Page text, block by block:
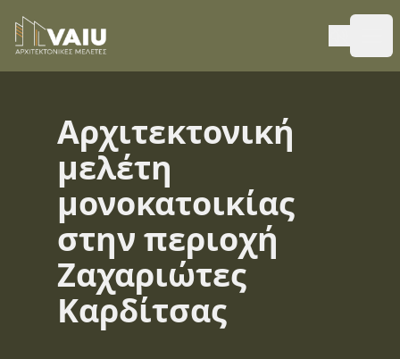
Αρχιτεκτονική
μελέτη
μονοκατοικίας
στην περιοχή
Ζαχαριώτες
Καρδίτσας